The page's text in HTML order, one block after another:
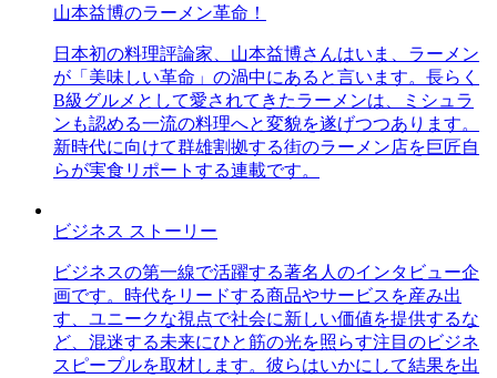
山本益博のラーメン革命！
日本初の料理評論家、山本益博さんはいま、ラーメン
が「美味しい革命」の渦中にあると言います。長らく
B級グルメとして愛されてきたラーメンは、ミシュラ
ンも認める一流の料理へと変貌を遂げつつあります。
新時代に向けて群雄割拠する街のラーメン店を巨匠自
らが実食リポートする連載です。
ビジネス ストーリー
ビジネスの第一線で活躍する著名人のインタビュー企
画です。時代をリードする商品やサービスを産み出
す、ユニークな視点で社会に新しい価値を提供するな
ど、混迷する未来にひと筋の光を照らす注目のビジネ
スピープルを取材します。彼らはいかにして結果を出